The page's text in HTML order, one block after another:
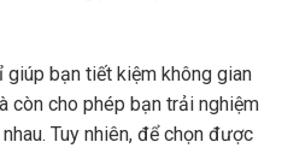
giúp bạn tiết kiệm không gian
còn cho phép bạn trải nghiệm
Tuy nhiên, để chọn được